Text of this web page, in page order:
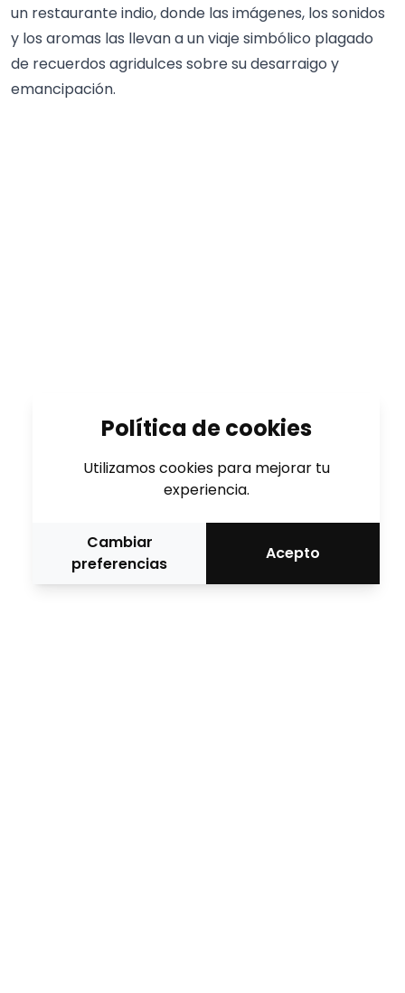
un restaurante indio, donde las imágenes, los sonidos
y los aromas las llevan a un viaje simbólico plagado
de recuerdos agridulces sobre su desarraigo y
emancipación.
Política de cookies
Utilizamos cookies para mejorar tu
experiencia.
Cambiar
preferencias
Acepto